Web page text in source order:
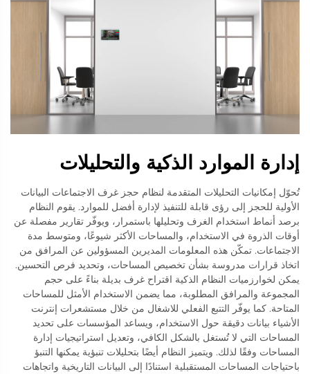
إدارة الموارد الذكية والتحليلات
تُحوّل إمكانيات التحليلات المتقدمة لنظام حجز غرف الاجتماعات البيانات
الأولية للحجز إلى رؤى قابلة للتنفيذ لإدارة أفضل للموارد. يقوم النظام
برصد أنماط استخدام الغرف وتحليلها باستمرار، ويوفّر تقارير مفصلة عن
أوقات الذروة في الاستخدام، والمساحات الأكثر شيوعًا، ومتوسط مدة
الاجتماعات. تمكّن هذه المعلومات المديرين المسؤولين عن المرافق من
اتخاذ قرارات مدروسة بشأن تخصيص المساحات، وتحديد فرص التحسين.
يمكن لخوارزميات النظام الذكية اقتراح غرف بديلة بناءً على حجم
المجموعة والمرافق المطلوبة، مما يضمن الاستخدام الأمثل للمساحات
المتاحة. كما يوفّر التتبع الفعلي للاشغال من خلال مستشعرات إنترنت
الأشياء بيانات دقيقة حول الاستخدام، ويساعد المؤسسات على تحديد
المساحات التي لا تُستغل بالشكل الكافي، وتعديل استراتيجيات إدارة
المساحات وفقًا لذلك. ويتميز النظام أيضًا بتحليلات تنبؤية يمكنها التنبؤ
باحتياجات المساحات المستقبلية استنادًا إلى البيانات التاريخية واتجاهات